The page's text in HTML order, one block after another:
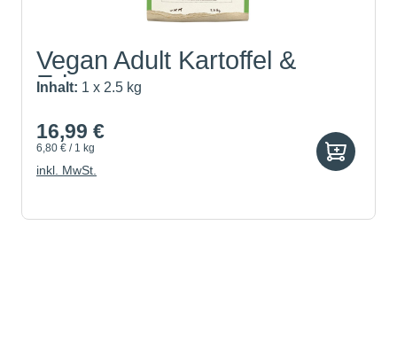
Vegan Adult Kartoffel &
Erbsen
Inhalt: 1 x 2.5 kg
16,99 €
6,80 € / 1 kg
inkl. MwSt.